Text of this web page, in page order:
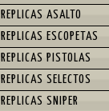
REPLICAS ASALTO
REPLICAS ESCOPETAS
REPLICAS PISTOLAS
REPLICAS SELECTOS
REPLICAS SNIPER